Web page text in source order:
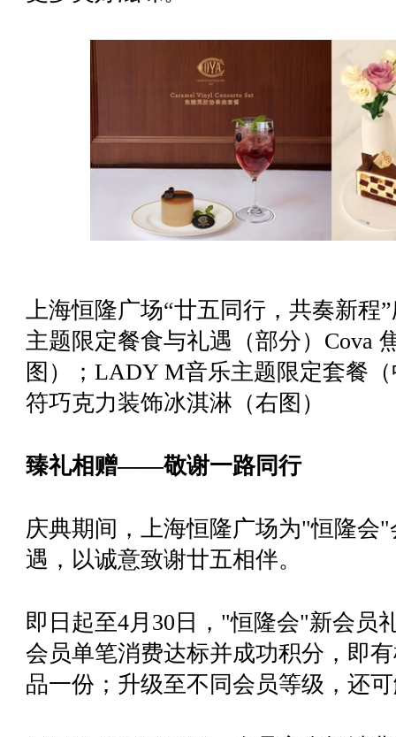
上海恒隆广场“廿五同行，共奏新程
主题限定餐食与礼遇（部分）Cova
图）；LADY M音乐主题限定套餐
符巧克力装饰冰淇淋（右图）
臻礼相赠——敬谢一路同行
庆典期间，上海恒隆广场为"恒隆会
遇，以诚意致谢廿五相伴。
即日起至4月30日，"恒隆会"新会员
会员单笔消费达标并成功积分，即
品一份；升级至不同会员等级，还